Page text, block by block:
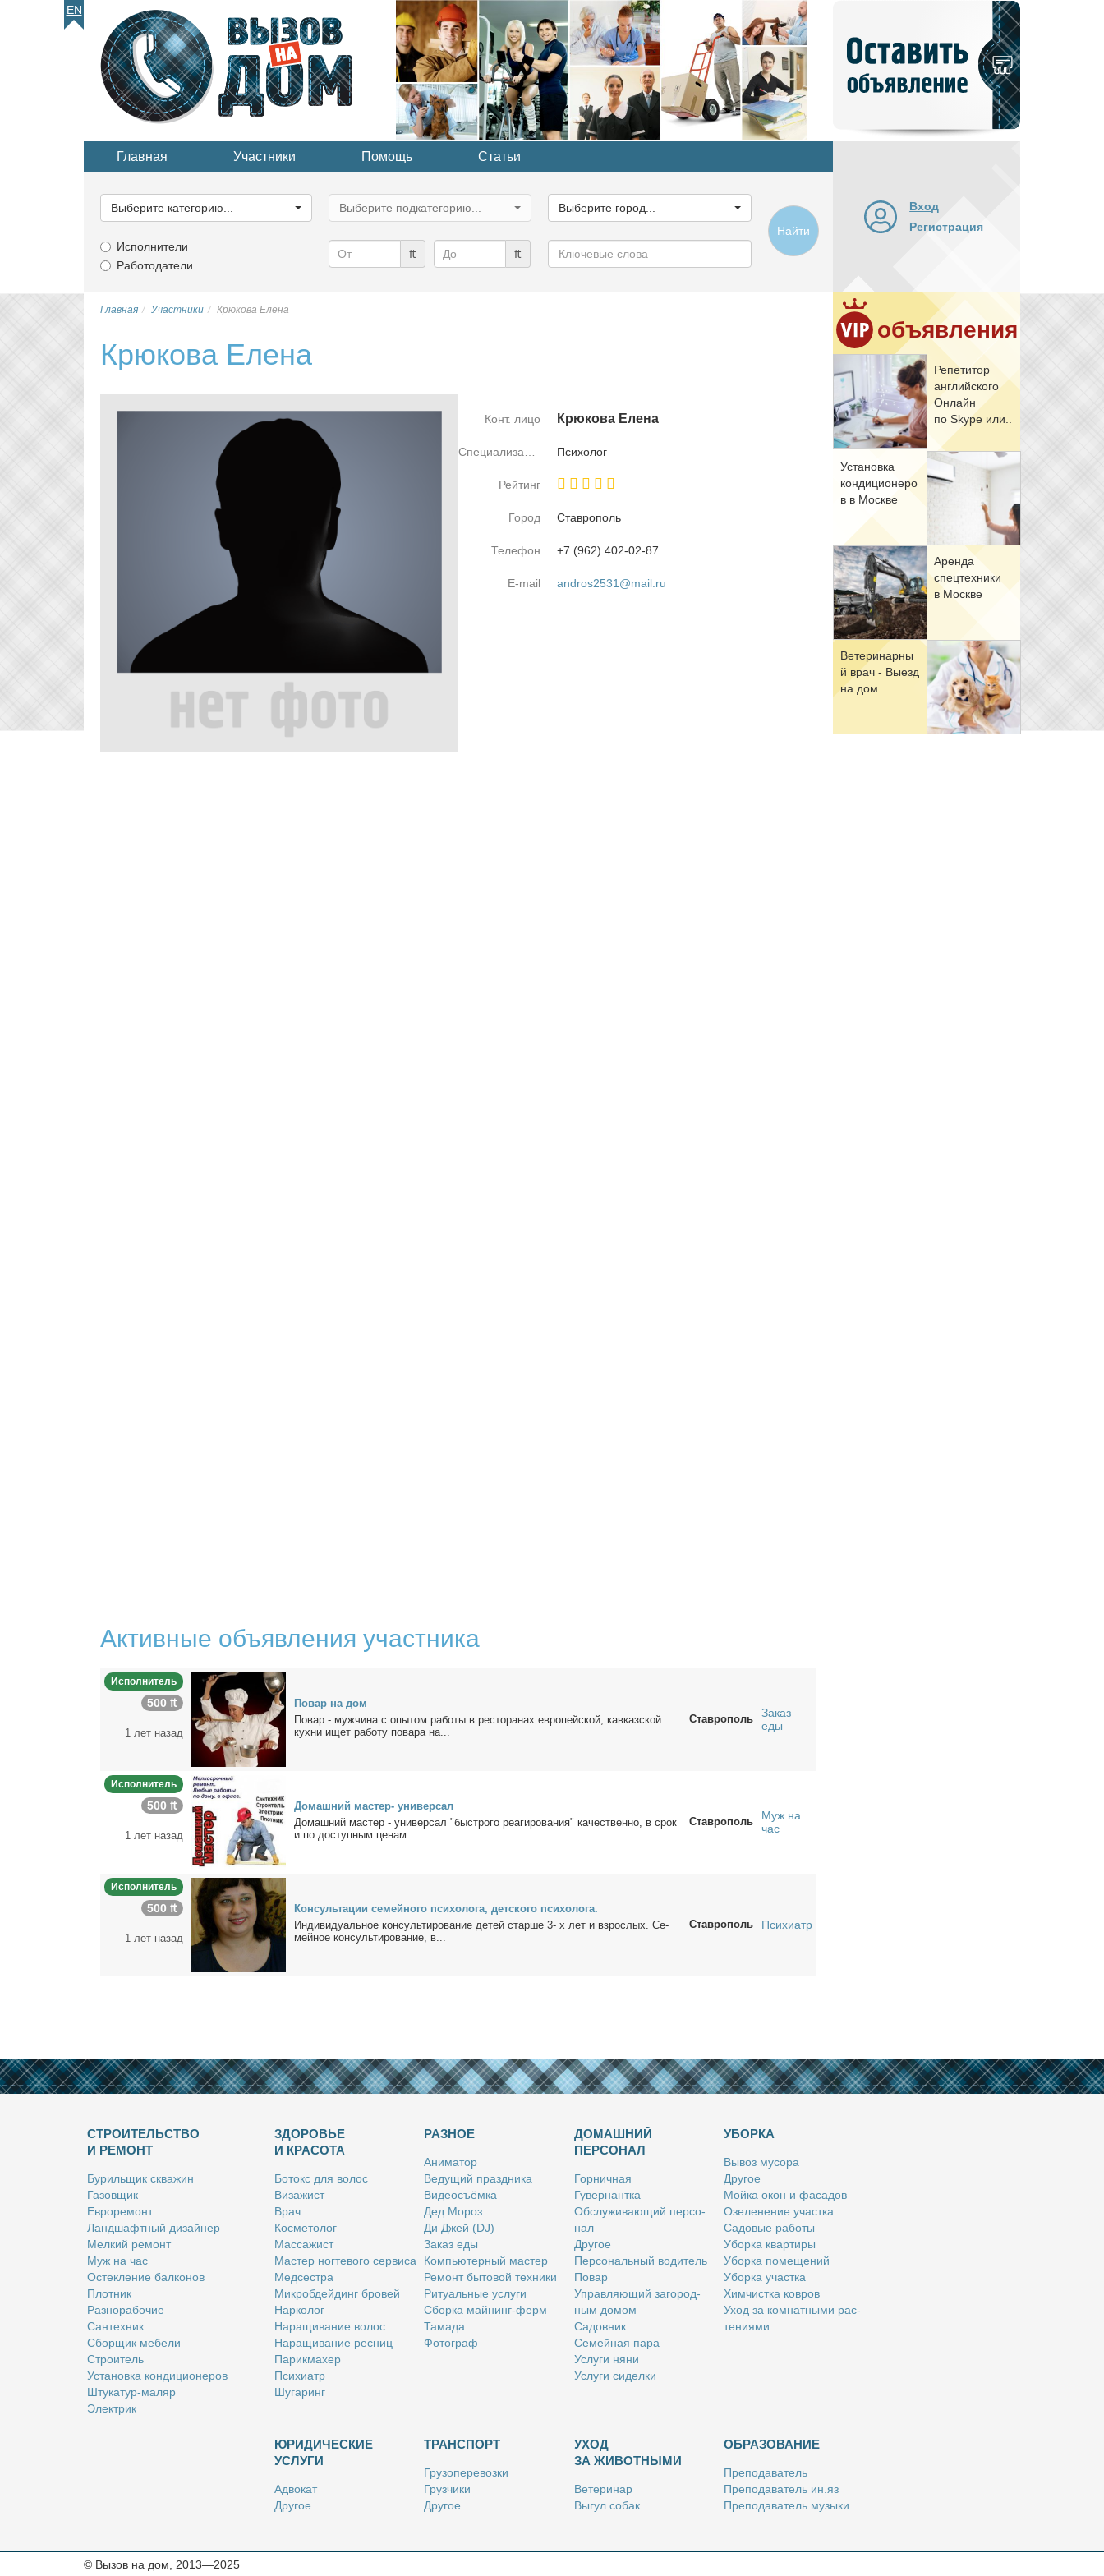
EN
объявление
Главная Участники Помощь Статьи
категорию...
Выберите категорию...
категорию...
Выберите подкатегорию...
город...
Выберите город...
Исполнители
Работодатели
₶ ₶
Ключевые
слова
Найти
Вход
Регистрация
объявления
Ре­пе­ти­тор
ан­глий­ско­го
Он­лайн
по Skype или..
Уста­нов­ка
кон­ди­ци­о­не­ро
в в Москве
Арен­да
спец­тех­ни­ки
в Москве
Ве­те­ри­нар­ны
й врач - Вы­езд
на дом
Главная Участники Крюкова Елена
Крюкова Елена
Конт. лицо Крю­ко­ва Еле­на
Пси­хо­лог
Рейтинг
Город Став­ро­поль
Телефон +7 (962) 402-02-87
E-mail andros2531@mail.ru
Активные объявления участника
Исполнитель
500 ₶
1 лет назад
По­вар на дом
По­вар - муж­чи­на с опы­том ра­бо­ты в ре­сто­ра­нах ев­ро­пей­ской, кав­каз­ской
кух­ни ищет ра­бо­ту по­ва­ра на...
Ставрополь
Заказ
еды
Исполнитель
500 ₶
1 лет назад
До­маш­ний ма­стер- уни­вер­сал
До­маш­ний ма­стер - уни­вер­сал "быст­ро­го ре­а­ги­ро­ва­ния" ка­че­ствен­но, в срок
и по до­ступ­ным це­нам...
Ставрополь
Муж на
час
Исполнитель
500 ₶
1 лет назад
Кон­суль­та­ции се­мей­но­го пси­хо­ло­га, дет­ско­го пси­хо­ло­га.
Ин­ди­ви­ду­аль­ное кон­суль­ти­ро­ва­ние де­тей стар­ше 3- х лет и взрос­лых. Се­
мей­ное кон­суль­ти­ро­ва­ние, в...
Ставрополь Психиатр
СТРОИТЕЛЬСТВО
И РЕМОНТ
Бу­риль­щик сква­жин
Га­зов­щик
Ев­ро­ре­монт
Ланд­шафт­ный ди­зай­нер
Мел­кий ре­монт
Муж на час
Остек­ле­ние бал­ко­нов
Плот­ник
Раз­но­ра­бо­чие
Сан­тех­ник
Сбор­щик ме­бе­ли
Стро­и­тель
Уста­нов­ка кон­ди­ци­о­не­ров
Шту­ка­тур-ма­ляр
Элек­трик
ЗДОРОВЬЕ
И КРАСОТА
Бо­токс для во­лос
Ви­за­жист
Врач
Кос­ме­то­лог
Мас­са­жист
Ма­стер ног­те­во­го сер­ви­са
Мед­сест­ра
Мик­роб­дей­динг бро­вей
Нар­ко­лог
На­ра­щи­ва­ние во­лос
На­ра­щи­ва­ние рес­ниц
Па­рик­махер
Пси­хи­атр
Шу­га­ринг
РАЗНОЕ
Ани­ма­тор
Ве­ду­щий празд­ни­ка
Ви­део­съём­ка
Дед Мо­роз
Ди Джей (DJ)
За­каз еды
Ком­пью­тер­ный ма­стер
Ре­монт бы­то­вой тех­ни­ки
Ри­ту­аль­ные услу­ги
Сбор­ка май­нинг-ферм
Та­ма­да
Фо­то­граф
ДОМАШНИЙ
ПЕРСОНАЛ
Гор­нич­ная
Гу­вер­нант­ка
Об­слу­жи­ва­ю­щий пер­со­
нал
Дру­гое
Пер­со­наль­ный во­ди­тель
По­вар
Управ­ля­ю­щий за­го­род­
ным до­мом
Са­дов­ник
Се­мей­ная па­ра
Услу­ги ня­ни
Услу­ги си­дел­ки
УБОРКА
Вы­воз му­со­ра
Дру­гое
Мой­ка окон и фа­са­дов
Озе­ле­не­ние участ­ка
Са­до­вые ра­бо­ты
Убор­ка квар­ти­ры
Убор­ка по­ме­ще­ний
Убор­ка участ­ка
Хим­чист­ка ков­ров
Уход за ком­нат­ны­ми рас­
те­ни­я­ми
ЮРИДИЧЕСКИЕ
УСЛУГИ
Адво­кат
Дру­гое
Ри­эл­тор
ТРАНСПОРТ
Гру­зо­пе­ре­воз­ки
Груз­чи­ки
Дру­гое
Так­си
УХОД
ЗА ЖИВОТНЫМИ
Ве­те­ри­нар
Вы­гул со­бак
Стриж­ка жи­вот­ных
ОБРАЗОВАНИЕ
Пре­по­да­ва­тель
Пре­по­да­ва­тель ин.яз
Пре­по­да­ва­тель му­зы­ки
© Вызов на дом, 2013—2025